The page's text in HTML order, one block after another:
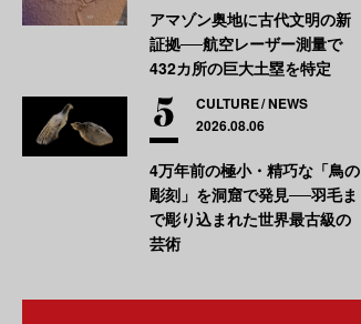
アマゾン奥地に古代文明の新
証拠──航空レーザー測量で
432カ所の巨大土塁を特定
CULTURE NEWS
2026.08.06
4万年前の極小・精巧な「鳥の
彫刻」を洞窟で発見──羽毛ま
で彫り込まれた世界最古級の
芸術